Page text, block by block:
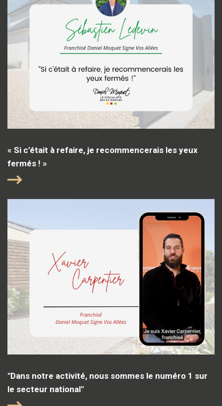
« Si c’était à refaire, je recommencerais les yeux
fermés ! »
"Dans notre activité, nous sommes le numéro 1 sur
le secteur national"